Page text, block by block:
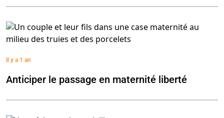
Il y a 1 an
Anticiper le passage en maternité liberté